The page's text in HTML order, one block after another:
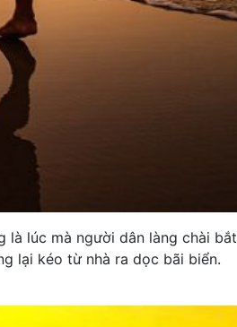
là lúc mà người dân làng chài bắt
lại kéo từ nhà ra dọc bãi biển.